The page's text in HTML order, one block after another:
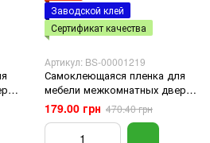
Заводской клей
Сертификат качества
Артикул: BS-00001219
Самоклеющаяся пленка для
мебели межкомнатных дверей
декора интерьера кипарис
0,45х10м SW-00001219
179.00 грн 470.40 грн